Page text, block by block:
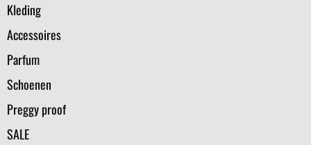
Kleding
Accessoires
Parfum
Schoenen
Preggy proof
SALE